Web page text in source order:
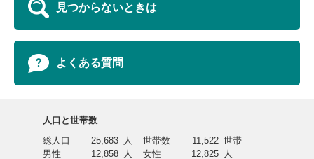
見つからないときは
よくある質問
人口と世帯数
総人口
25,683 人 世帯数 11,522 世帯
男性
12,858 人 女性 12,825 人